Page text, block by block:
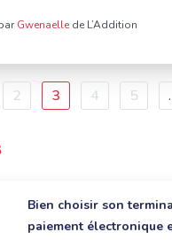
Gwenaelle de L’Addition
Page
2
Page
3 Page
4 Page
5
Bien choisir son
paiement électronique